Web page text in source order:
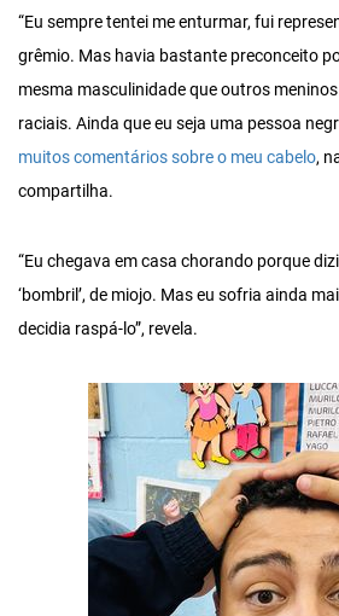
“Eu sempre tentei me enturmar, fui
grêmio. Mas havia bastante preconceito
mesma masculinidade que outros
raciais. Ainda que eu seja uma pessoa
muitos comentários sobre o meu cabelo,
compartilha.
“Eu chegava em casa chorando porque
‘bombril’, de miojo. Mas eu sofria ainda
decidia raspá-lo”, revela.